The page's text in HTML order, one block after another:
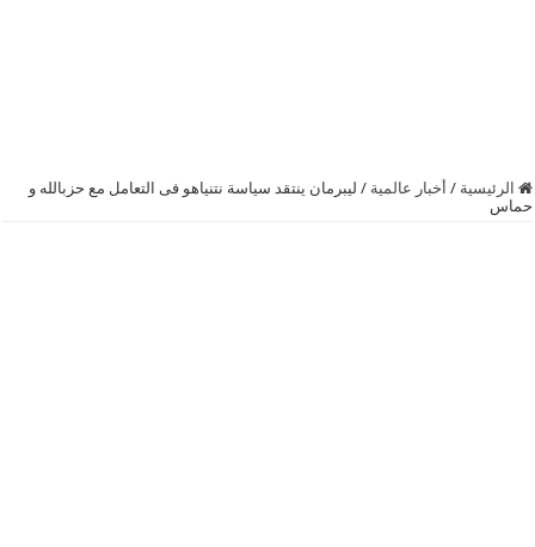
الرئيسية / أخبار عالمية / ليبرمان ينتقد سياسة نتنياهو فى التعامل مع ‫‏حزبالله‬ و
حماس